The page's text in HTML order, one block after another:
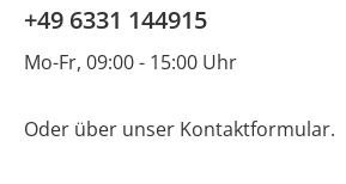
+49 6331 144915
Mo-Fr, 09:00 - 15:00 Uhr
Oder über unser Kontaktformular.